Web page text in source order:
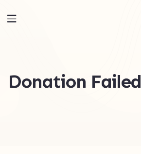
Donation Failed